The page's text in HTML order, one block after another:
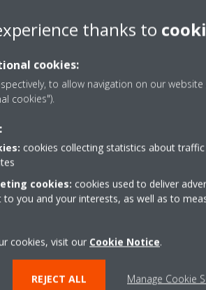
Scroll
e duhur për aplikimin tuaj ose për të
përvojë dhe teknikët tanë janë të
NA KONTAKTONI
thanks to
cookies:
to allow navigation on our
cookies").
cookies collecting statistics about
cookies: cookies used to deliver
you and your interests, as well as to
cookies, visit our Cookie Notice.
REJECT ALL Manage Cookie